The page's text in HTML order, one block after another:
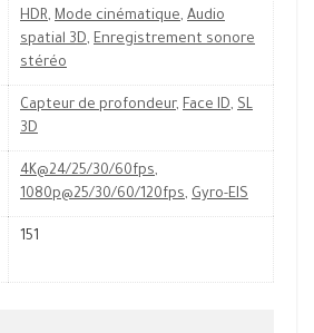
HDR, Mode cinématique, Audio
spatial 3D, Enregistrement sonore
stéréo
Capteur de profondeur, Face ID, SL
3D
4K@24/25/30/60fps,
1080p@25/30/60/120fps, Gyro-EIS
151